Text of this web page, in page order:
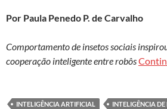
Por Paula Penedo P. de Carvalho
Comportamento de insetos sociais
cooperação inteligente entre robôs
INTELIGÊNCIA ARTIFICIAL
INTELIGÊNCIA